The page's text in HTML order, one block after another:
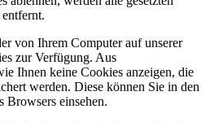
von Ihrem Computer auf unserer
zur Verfügung. Aus
Ihnen keine Cookies anzeigen, die
werden. Diese können Sie in den
Browsers einsehen.